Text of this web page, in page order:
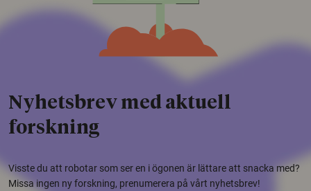
Nyhetsbrev med aktuell
forskning
Visste du att robotar som ser en i ögonen är lättare att snacka med?
Missa ingen ny forskning, prenumerera på vårt nyhetsbrev!